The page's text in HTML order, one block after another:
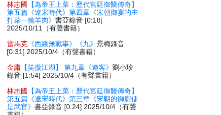
林志國
【為帝王上菜：歷代宮廷御醫傳奇】
第五篇《遼宋時代》第四章《宋朝御宴的主
打菜—燒羊肉》書亞錄音 [0:18]
2025/10/11（有聲書籍）
雷馬克 《西線無戰事》《九》景梅錄音
[0:31] 2025/10/4（有聲書籍）
金庸 【笑傲江湖】 第九章《邀客》劉小珍
錄音 [1:54] 2025/10/4（有聲書籍）
林志國
【為帝王上菜：歷代宮廷御醫傳奇】
第五篇《遼宋時代》第三章《宋朝的御廚使
是武官》書亞錄音 [0:24] 2025/10/4（有聲